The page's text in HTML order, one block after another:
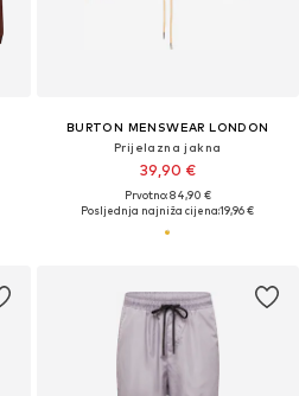
BURTON MENSWEAR LONDON
Prijelazna jakna
39,90 €
Prvotno: 84,90 €
Posljednja najniža cijena:19,96 €